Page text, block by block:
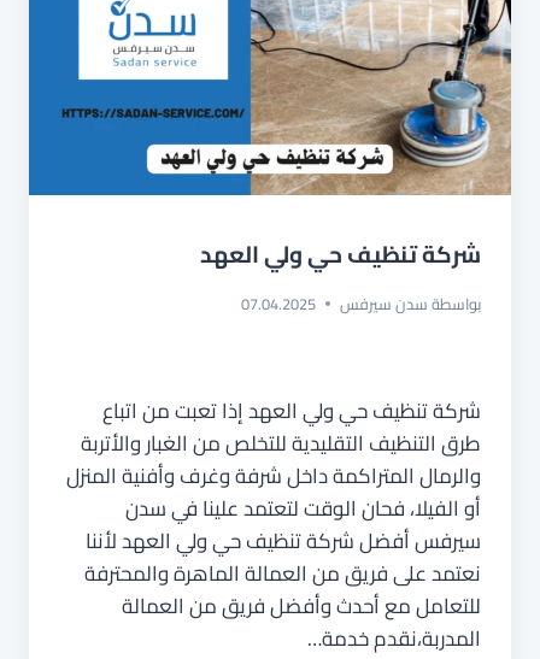
شركة تنظيف حي ولي العهد
بواسطةسدن سيرفس 07.04.2025
شركة تنظيف حي ولي العهد إذا تعبت من اتباع
طرق التنظيف التقليدية للتخلص من الغبار والأتربة
والرمال المتراكمة داخل شرفة وغرف وأفنية المنزل
أو الفيلا، فحان الوقت لتعتمد علينا في سدن
سيرفس أفضل شركة تنظيف حي ولي العهد لأننا
نعتمد على فريق من العمالة الماهرة والمحترفة
للتعامل مع أحدث وأفضل فريق من العمالة
المدربة،نقدم خدمة…